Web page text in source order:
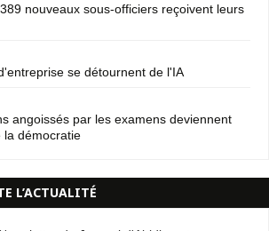
nouveaux sous-officiers reçoivent leurs
se détournent de l'IA
angoissés par les examens deviennent
la démocratie
L’ACTUALITÉ